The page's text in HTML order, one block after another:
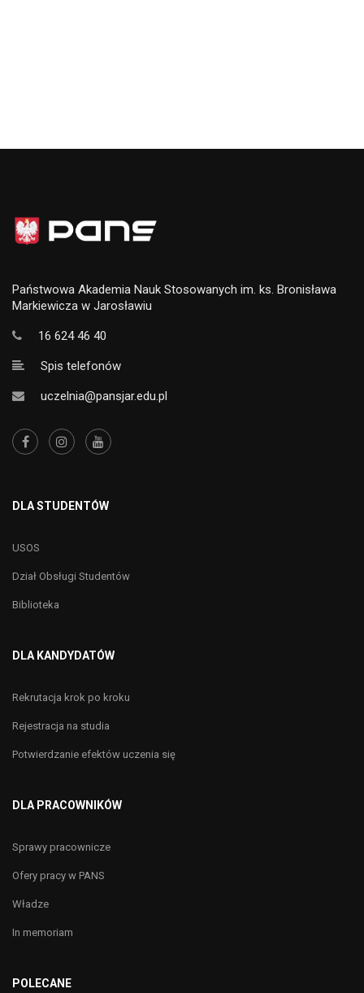
Państwowa Akademia Nauk Stosowanych im. ks. Bronisława
Markiewicza w Jarosławiu
16 624 46 40
Spis telefonów
uczelnia@pansjar.edu.pl
DLA STUDENTÓW
USOS
Dział Obsługi Studentów
Biblioteka
DLA KANDYDATÓW
Rekrutacja krok po kroku
Rejestracja na studia
Potwierdzanie efektów uczenia się
DLA PRACOWNIKÓW
Sprawy pracownicze
Ofery pracy w PANS
Władze
In memoriam
POLECANE